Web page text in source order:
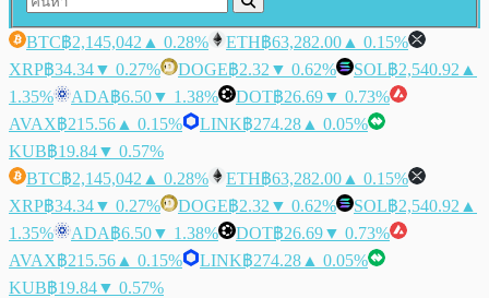
BTC฿2,145,042 ▲ 0.28% ETH฿63,282.00 ▲ 0.15%
XRP฿34.34▼ 0.27% DOGE฿2.32 ▼ 0.62% SOL฿2,540.92 ▲
1.35%
ADA฿6.50▼ 1.38% DOT฿26.69▼ 0.73%
AVAX฿215.56 ▲ 0.15% LINK฿274.28 ▲ 0.05%
KUB฿19.84▼ 0.57%
BTC฿2,145,042 ▲ 0.28% ETH฿63,282.00 ▲ 0.15%
XRP฿34.34▼ 0.27% DOGE฿2.32 ▼ 0.62% SOL฿2,540.92 ▲
1.35%
ADA฿6.50▼ 1.38% DOT฿26.69▼ 0.73%
AVAX฿215.56 ▲ 0.15% LINK฿274.28 ▲ 0.05%
KUB฿19.84▼ 0.57%